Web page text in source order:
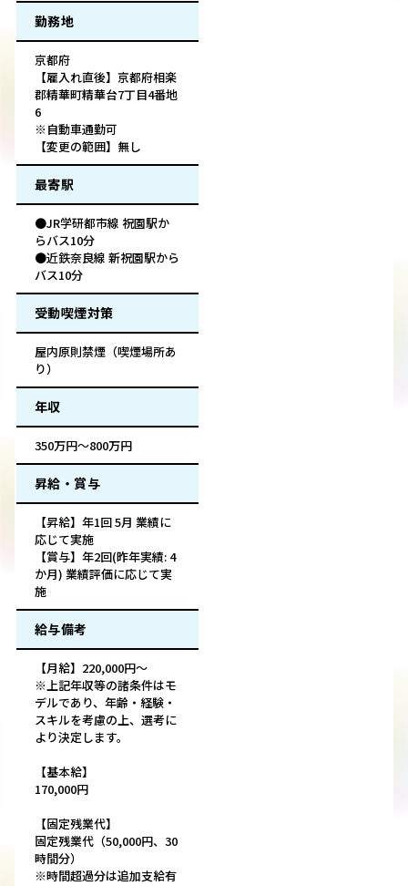
勤務地
京都府
【雇入れ直後】京都府相楽
郡精華町精華台7丁目4番地
6
※自動車通勤可
【変更の範囲】無し
最寄駅
●JR学研都市線 祝園駅か
らバス10分
●近鉄奈良線 新祝園駅から
バス10分
受動喫煙対策
屋内原則禁煙（喫煙場所あ
り）
年収
350万円～800万円
昇給・賞与
【昇給】年1回 5月 業績に
応じて実施
【賞与】年2回(昨年実績: 4
か月) 業績評価に応じて実
施
給与備考
【月給】220,000円～
※上記年収等の諸条件はモ
デルであり、年齢・経験・
スキルを考慮の上、選考に
より決定します。
【基本給】
170,000円
【固定残業代】
固定残業代（50,000円、30
時間分）
※時間超過分は追加支給有